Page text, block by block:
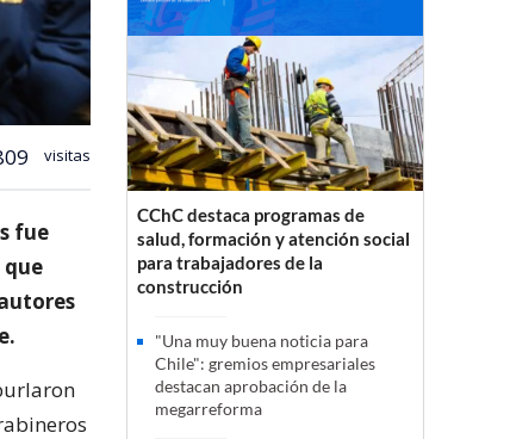
visitas
fue
que
CChC destaca programas de
salud, formación y atención social
para trabajadores de la
construcción
"Una muy buena noticia para
Chile": gremios empresariales
destacan aprobación de la
megarreforma